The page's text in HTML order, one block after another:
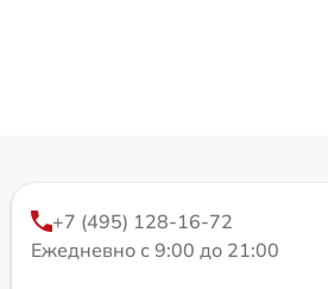
+7 (495) 128-16-72
Ежедневно с 9:00 до 21:00